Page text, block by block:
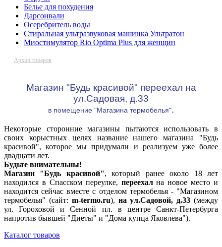
Белье для похудения
Дарсонвали
Осеребритель воды
Стиральная ультразвуковая машинка Ультратон
Миостимулятор Rio Optima Plus для женщин
Архив товаров
Магазин "Будь красивой" переехал на
ул.Садовая, д.33
в помещение "Магазина термобелья".
Некоторые сторонние магазины пытаются использовать в
своих корыстных целях название нашего магазина "Будь
красивой", которое мы придумали и реализуем уже более
двадцати лет.
Будьте внимательны!
Магазин "Будь красивой", который ранее около 18 лет
находился в Спасском переулке, переехална новое место и
находится сейчас вместе с отделом термобелья - "Магазином
термобелья" (сайт: m-termo.ru), на ул.Садовой, д.33 (между
ул. Гороховой и Сенной пл. в центре Санкт-Петербурга
напротив бывшей "Диеты" и "Дома купца Яковлева").
Каталог товаров